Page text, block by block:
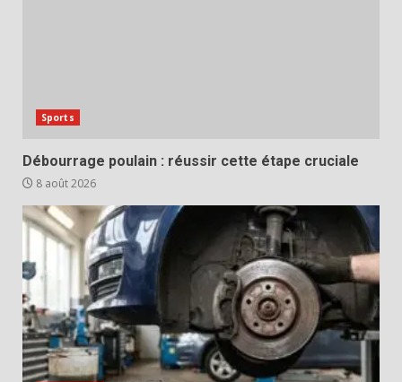
Sports
Débourrage poulain : réussir cette étape cruciale
8 août 2026